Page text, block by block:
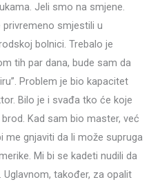
Jeli smo na smjene.
privremeno smjestili u
bolnici. Trebalo je
tih par dana, bude sam da
Problem je bio kapacitet
Bilo je i svađa tko će koje
Kad sam bio master, već
me gnjaviti da li može supruga
Mi bi se kadeti nudili da
također, za opalit